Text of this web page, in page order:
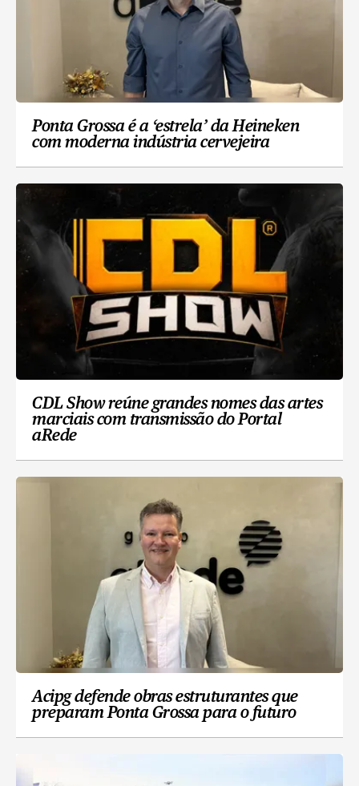
Ponta Grossa é a ‘estrela’ da Heineken
com moderna indústria cervejeira
CDL Show reúne grandes nomes das artes
marciais com transmissão do Portal
aRede
Acipg defende obras estruturantes que
preparam Ponta Grossa para o futuro